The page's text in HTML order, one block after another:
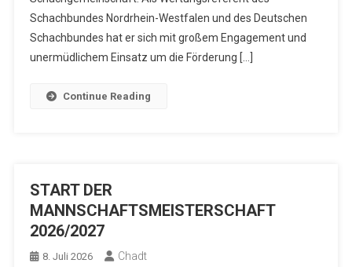
Schachbundes Nordrhein-Westfalen und des Deutschen
Schachbundes hat er sich mit großem Engagement und
unermüdlichem Einsatz um die Förderung […]
Continue Reading
START DER
MANNSCHAFTSMEISTERSCHAFT
2026/2027
8. Juli 2026 Chadt